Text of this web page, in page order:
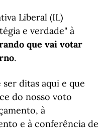
Liberal (IL)
e verdade" à
que vai votar
.
ser ditas aqui e que
do nosso voto
à
e à conferência de